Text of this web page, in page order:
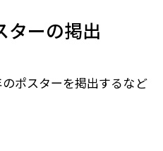
自然と文化
偉人
ターの掲出
ポスターを掲出するなど